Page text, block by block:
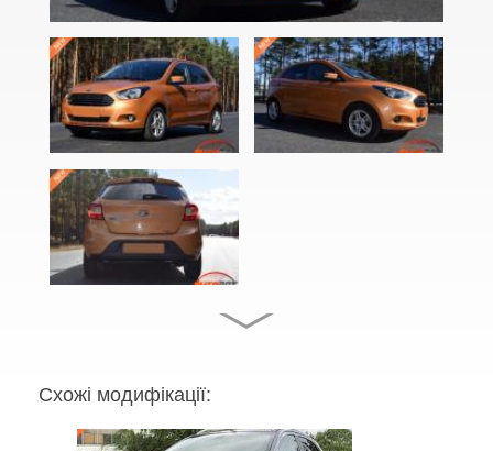
Focus C-Max (DM2)
EcoSport Mk2
EDGE Mk2 (CD4)
Explorer III (U152)
Explorer IV (U251)
Explorer V (U502)
Focus Mk2 С307 (CB4)
Focus Mk3 С346 (CB8)
Fiesta Mk7 (JA8)
Схожі модифікації: